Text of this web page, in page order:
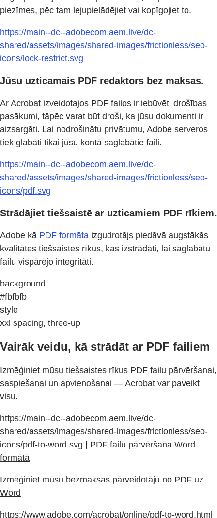
piezīmes, pēc tam lejupielādējiet vai kopīgojiet to.
https://main--dc--adobecom.aem.live/dc-
shared/assets/images/shared-images/frictionless/seo-
icons/lock-restrict.svg
Jūsu uzticamais PDF redaktors bez maksas.
Ar Acrobat izveidotajos PDF failos ir iebūvēti drošības
pasākumi, tāpēc varat būt droši, ka jūsu dokumenti ir
aizsargāti. Lai nodrošinātu privātumu, Adobe serveros
tiek glabāti tikai jūsu kontā saglabātie faili.
https://main--dc--adobecom.aem.live/dc-
shared/assets/images/shared-images/frictionless/seo-
icons/pdf.svg
Strādājiet tiešsaistē ar uzticamiem PDF rīkiem.
Adobe kā PDF formāta izgudrotājs piedāvā augstākās
kvalitātes tiešsaistes rīkus, kas izstrādāti, lai saglabātu
failu vispārējo integritāti.
background
#fbfbfb
style
xxl spacing, three-up
Vairāk veidu, kā strādāt ar PDF failiem
Izmēģiniet mūsu tiešsaistes rīkus PDF failu pārvēršanai,
saspiešanai un apvienošanai — Acrobat var paveikt
visu.
https://main--dc--adobecom.aem.live/dc-
shared/assets/images/shared-images/frictionless/seo-
icons/pdf-to-word.svg | PDF failu pārvēršana Word
formātā
Izmēģiniet mūsu bezmaksas pārveidotāju no PDF uz
Word
https://www.adobe.com/acrobat/online/pdf-to-word.html